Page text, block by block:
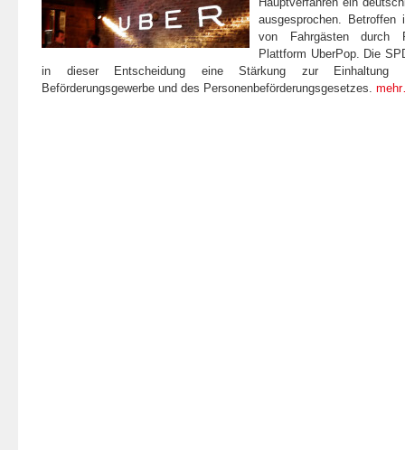
ausgesprochen. Betroffen
von Fahrgästen durch
Plattform UberPop. Die
in dieser Entscheidung eine Stärkung zur Einhaltung
Beförderungsgewerbe und des Personenbeförderungsgesetzes.